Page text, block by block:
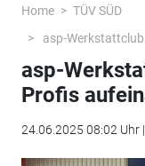
Home
TÜV SÜD
asp-
asp-
Profis
24.06.2025 08:02 Uhr